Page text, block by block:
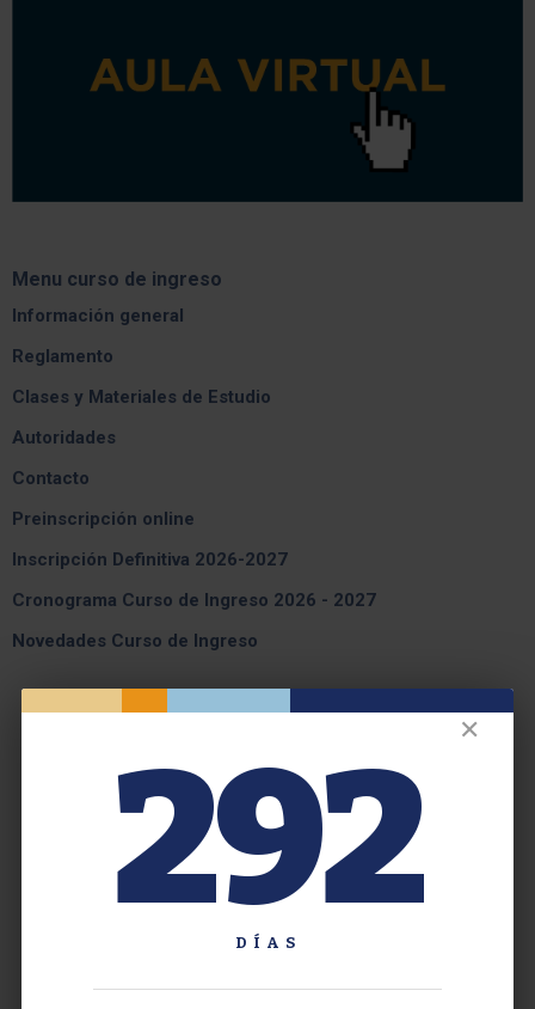
Menu curso de ingreso
Información general
Reglamento
Clases y Materiales de Estudio
Autoridades
Contacto
Preinscripción online
Inscripción Definitiva 2026-2027
Cronograma Curso de Ingreso 2026 - 2027
Novedades Curso de Ingreso
✕
292
DÍAS